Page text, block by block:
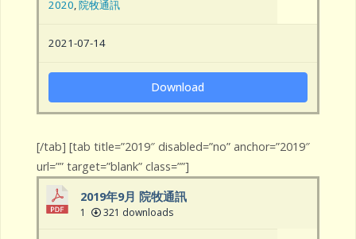
2020,院牧通訊
2021-07-14
Download
[/tab] [tab title=”2019″ disabled=”no” anchor=”2019″
url=”” target=”blank” class=””]
2019年9月 院牧通訊
1 321 downloads